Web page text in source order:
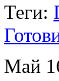
Теги:
Май